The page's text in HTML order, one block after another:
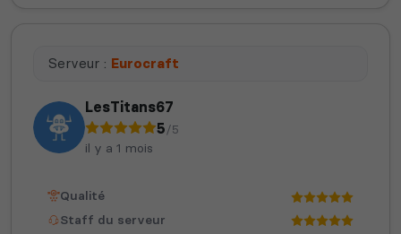
Serveur : Eurocraft
LesTitans67
5/5
il y a 1 mois
Qualité
Staff du serveur